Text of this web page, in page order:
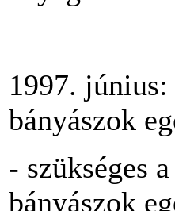
1997. június:
bányászok
- szükséges
bányászok